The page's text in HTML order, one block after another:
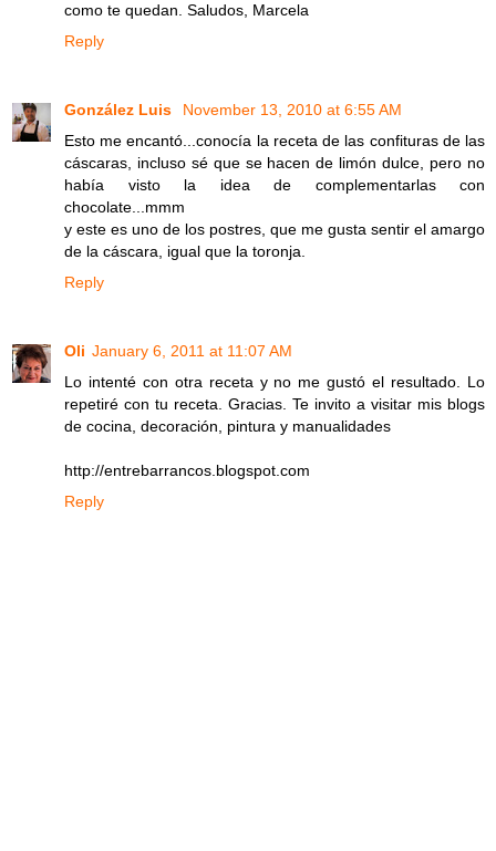
como te quedan. Saludos, Marcela
Reply
González Luis
November 13, 2010 at 6:55 AM
Esto me encantó...conocía la receta de las confituras de las
cáscaras, incluso sé que se hacen de limón dulce, pero no
había visto la idea de complementarlas con
chocolate...mmm
y este es uno de los postres, que me gusta sentir el amargo
de la cáscara, igual que la toronja.
Reply
Oli January 6, 2011 at 11:07 AM
Lo intenté con otra receta y no me gustó el resultado. Lo
repetiré con tu receta. Gracias. Te invito a visitar mis blogs
de cocina, decoración, pintura y manualidades
http://entrebarrancos.blogspot.com
Reply